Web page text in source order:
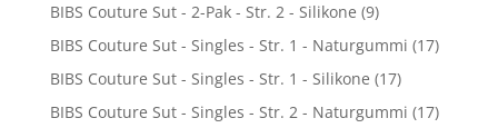
BIBS Couture Sut - 2-Pak - Str. 2 - Silikone (9)
BIBS Couture Sut - Singles - Str. 1 - Naturgummi (17)
BIBS Couture Sut - Singles - Str. 1 - Silikone (17)
BIBS Couture Sut - Singles - Str. 2 - Naturgummi (17)